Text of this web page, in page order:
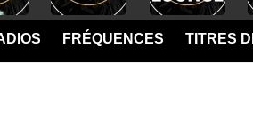
FRÉQUENCES TITRES